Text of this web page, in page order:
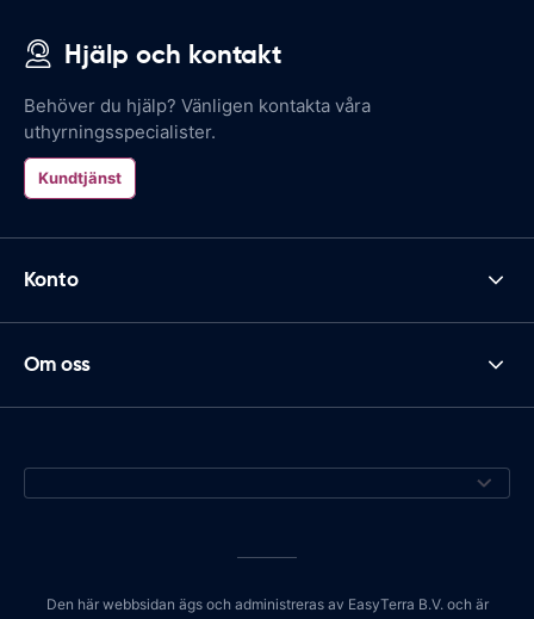
Hjälp och kontakt
Behöver du hjälp? Vänligen kontakta våra
uthyrningsspecialister.
Kundtjänst
Konto
Om oss
Den här webbsidan ägs och administreras av EasyTerra B.V. och är